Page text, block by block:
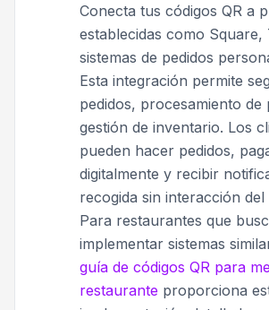
Conecta tus códigos QR a
establecidas como Square,
sistemas de pedidos
Esta integración permite
pedidos, procesamiento de
gestión de inventario. Los
pueden hacer pedidos,
digitalmente y recibir
recogida sin interacción
Para restaurantes que
implementar sistemas
guía de códigos QR para
restaurante proporciona